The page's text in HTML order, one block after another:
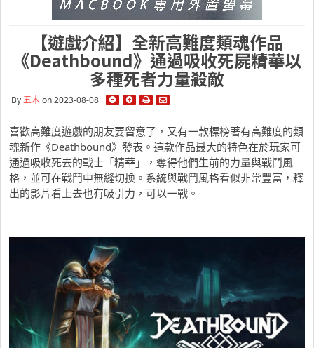
【遊戲介紹】全新高難度類魂作品
《Deathbound》通過吸收死屍精華以
多種死者力量殺敵
By五木on 2023-08-08
喜歡高難度遊戲的朋友要留意了，又有一款標榜著有高難度的類
魂新作《Deathbound》發表。這款作品最大的特色在於玩家可
通過吸收死去的戰士「精華」，奪得他們生前的力量與戰鬥風
格，並可在戰鬥中無縫切換。系統與戰鬥風格看似非常豐富，釋
出的影片看上去也有吸引力，可以一戰。